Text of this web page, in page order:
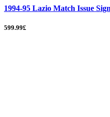
1994-95 Lazio Match Issue
599.99£